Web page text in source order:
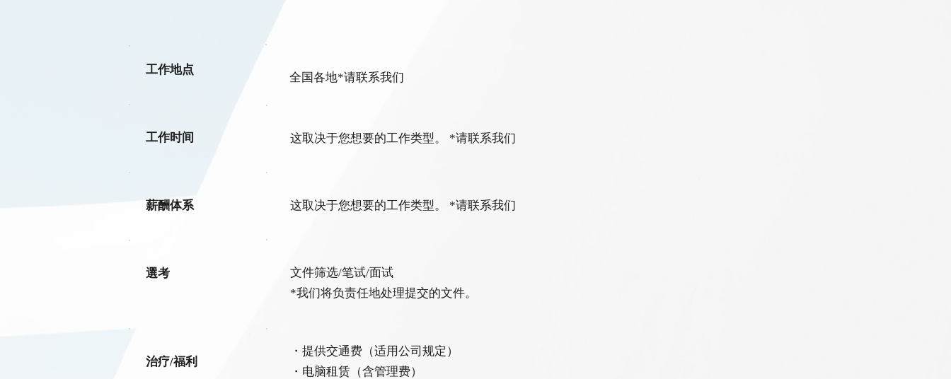
工作地点
全国各地*请联系我们
工作时间 这取决于您想要的工作类型。 *请联系我们
薪酬体系 这取决于您想要的工作类型。 *请联系我们
選考
文件筛选/笔试/面试
*我们将负责任地处理提交的文件。
治疗/福利
・提供交通费（适用公司规定）
・电脑租赁（含管理费）